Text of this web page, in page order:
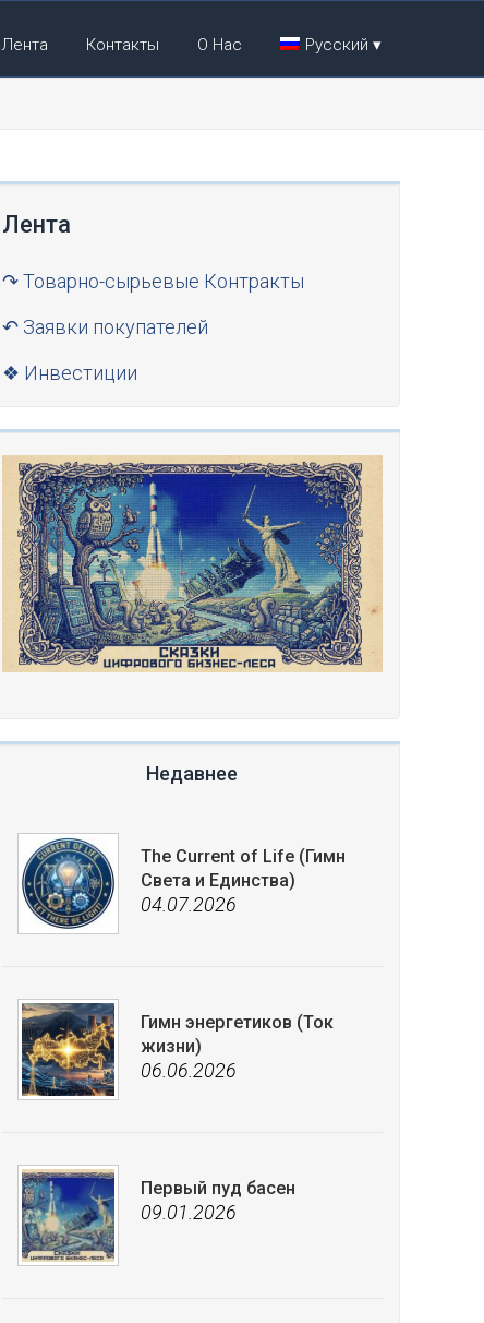
Лента Контакты О Нас Русский
Лента
↷ Товарно-сырьевые Контракты
↶ Заявки покупателей
❖ Инвестиции
Недавнее
The Current of Life (Гимн
Света и Единства)
04.07.2026
Гимн энергетиков (Ток
жизни)
06.06.2026
Первый пуд басен
09.01.2026